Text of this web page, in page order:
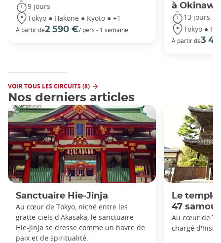
9 jours
Tokyo ● Hakone ● Kyoto ● +1
À partir de2 590 €/ pers - 1 semaine
à Okinawa
13 jours
Tokyo ●
À partir de3
VOIR TOUS LES CIRCUITS (8)
Nos derniers articles
Sanctuaire Hie-Jinja
Au cœur de Tokyo, niché entre les
gratte-ciels d'Akasaka, le sanctuaire
Hie-Jinja se dresse comme un havre de
paix et de spiritualité.
Le temple
47
Au cœur de
chargé